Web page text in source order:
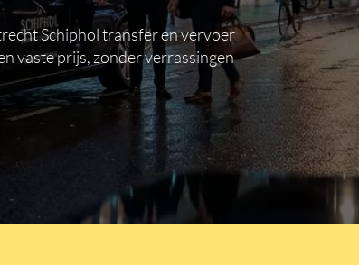
Schiphol transfer en vervoer
vaste prijs, zonder verrassingen